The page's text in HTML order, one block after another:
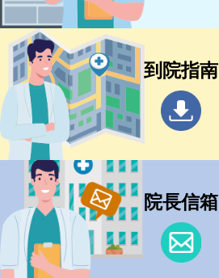
到院指南
院長信箱